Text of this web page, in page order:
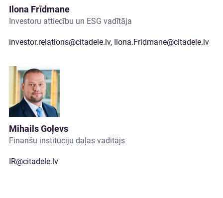
Ilona Frīdmane
Investoru attiecību un ESG vadītāja
investor.relations@citadele.lv, Ilona.Fridmane@citadele.lv
Mihails Goļevs
Finanšu institūciju daļas vadītājs
IR@citadele.lv